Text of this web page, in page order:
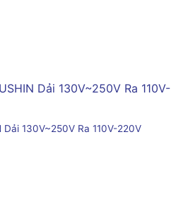
Dải 130V~250V Ra 110V-220V